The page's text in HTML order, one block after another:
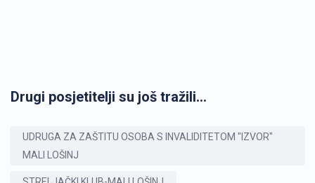
Drugi posjetitelji su još tražili...
UDRUGA ZA ZAŠTITU OSOBA S INVALIDITETOM "IZVOR"
MALI LOŠINJ